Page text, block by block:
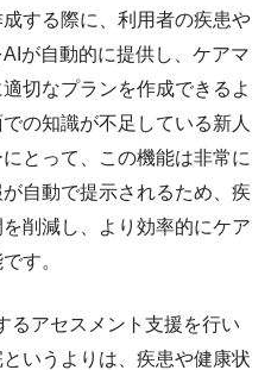
する際に、利用者の疾患や
が自動的に提供し、ケアマ
切なプランを作成できるよ
の知識が不足している新人
とって、この機能は非常に
自動で提示されるため、疾
削減し、より効率的にケア
す。
るアセスメント支援を行い
いうよりは、疾患や健康状